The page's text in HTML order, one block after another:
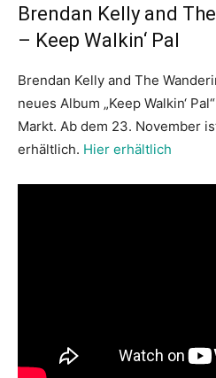
Brendan Kelly and
– Keep Walkin‘ Pal
Brendan Kelly and The
neues Album „Keep Walkin‘
Markt. Ab dem 23. November
erhältlich. Hier erhältlich